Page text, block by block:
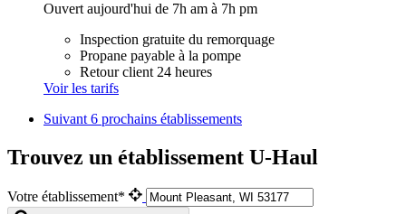
Ouvert aujourd'hui de 7h am à 7h pm
Inspection gratuite du remorquage
Propane payable à la pompe
Retour client 24 heures
Voir les tarifs
Suivant6 prochains établissements
Trouvez un établissement U-Haul
Votre établissement*